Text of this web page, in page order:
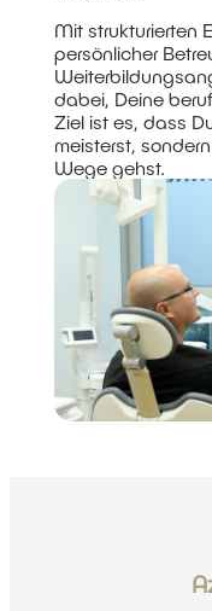
Mit strukturierten
persönlicher
dabei, Deine
Ziel ist es, dass
meisterst,
Wege gehst.